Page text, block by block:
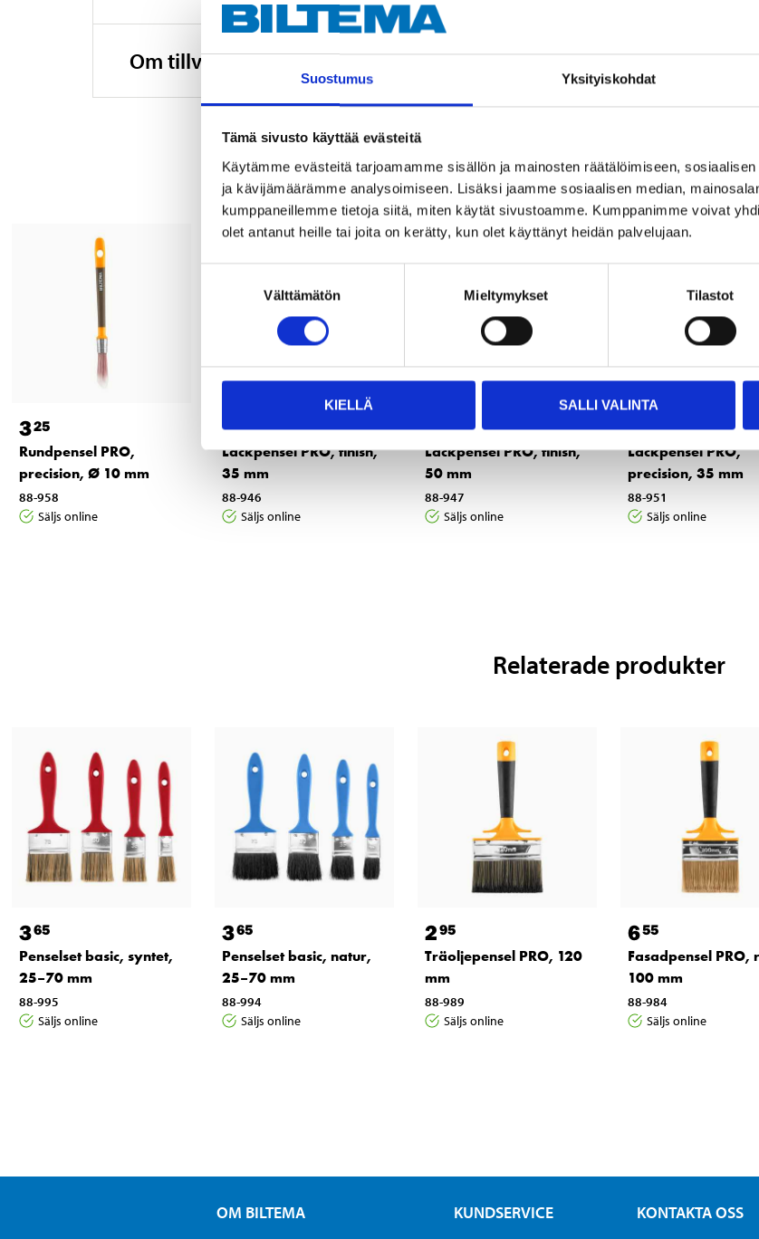
Suostumus Yksityiskohdat
Tämä sivusto käyttää evästeitä
Käytämme evästeitä tarjoamamme sisällön ja mainosten räätälöimiseen,
ja kävijämäärämme analysoimiseen. Lisäksi jaamme sosiaalisen median,
kumppaneillemme tietoja siitä, miten käytät sivustoamme. Kumppanimme voivat
olet antanut heille tai joita on kerätty, kun olet käyttänyt heidän palvelujaan.
Välttämätön Mieltymykset Tilastot
KIELLÄ SALLI VALINTA
Om tillverkaren
Andra kunder köpte också
325
Rundpensel PRO,
precision, Ø 10 mm
88-958
Säljs online
655
Lackpensel PRO, finish,
35 mm
88-946
Säljs online
655
Lackpensel PRO, finish,
50 mm
88-947
Säljs online
295
Lackpensel PRO,
precision, 35 mm
88-951
Säljs online
Relaterade produkter
365
Penselset basic, syntet,
25–70 mm
88-995
Säljs online
365
Penselset basic, natur,
25–70 mm
88-994
Säljs online
295
Träoljepensel PRO, 120
mm
88-989
Säljs online
655
Fasadpensel PRO,
100 mm
88-984
Säljs online
OM BILTEMA KUNDSERVICE KONTAKTA OSS